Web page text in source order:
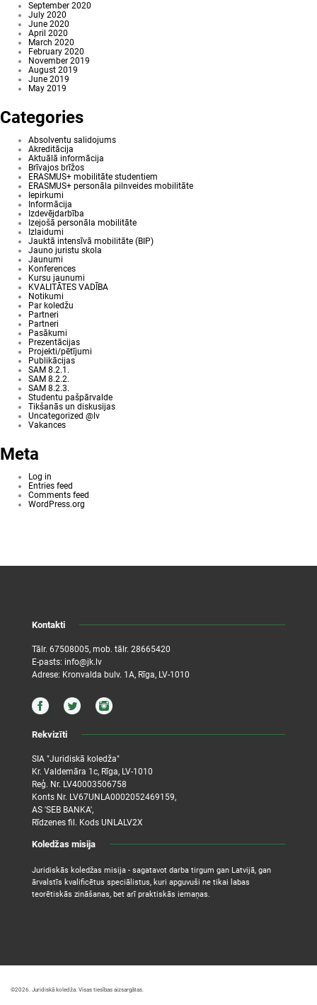
September 2020
July 2020
June 2020
April 2020
March 2020
February 2020
November 2019
August 2019
June 2019
May 2019
Categories
Absolventu salidojums
Akreditācija
Aktuālā informācija
Brīvajos brīžos
ERASMUS+ mobilitāte studentiem
ERASMUS+ personāla pilnveides mobilitāte
Iepirkumi
Informācija
Izdevējdarbība
Izejošā personāla mobilitāte
Izlaidumi
Jauktā intensīvā mobilitāte (BIP)
Jauno juristu skola
Jaunumi
Konferences
Kursu jaunumi
KVALITĀTES VADĪBA
Notikumi
Par koledžu
Partneri
Partneri
Pasākumi
Prezentācijas
Projekti/pētījumi
Publikācijas
SAM 8.2.1.
SAM 8.2.2.
SAM 8.2.3.
Studentu pašpārvalde
Tikšanās un diskusijas
Uncategorized @lv
Vakances
Meta
Log in
Entries feed
Comments feed
WordPress.org
Kontakti
Tālr. 67508005, mob. tālr. 28665420
E-pasts: info@jk.lv
Adrese: Kronvalda bulv. 1A, Rīga, LV-1010
Rekvizīti
SIA "Juridiskā koledža"
Kr. Valdemāra 1c, Rīga, LV-1010
Reģ. Nr. LV40003506758
Konts Nr. LV67UNLA0002052469159,
AS 'SEB BANKA',
Rīdzenes fil. Kods UNLALV2X
Koledžas misija
Juridiskās koledžas misija - sagatavot darba tirgum gan Latvijā, gan
ārvalstīs kvalificētus speciālistus, kuri apguvuši ne tikai labas
teorētiskās zināšanas, bet arī praktiskās iemaņas.
©2026. Juridiskā koledža. Visas tiesības aizsargātas.